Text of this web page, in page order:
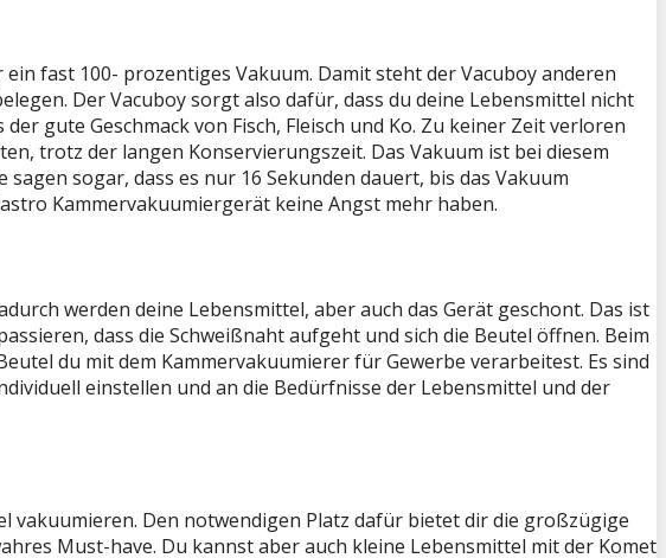
fast 100- prozentiges Vakuum. Damit steht der Vacuboy anderen
Der Vacuboy sorgt also dafür, dass du deine Lebensmittel nicht
gute Geschmack von Fisch, Fleisch und Ko. Zu keiner Zeit verloren
trotz der langen Konservierungszeit. Das Vakuum ist bei diesem
sogar, dass es nur 16 Sekunden dauert, bis das Vakuum
Kammervakuumiergerät keine Angst mehr haben.
werden deine Lebensmittel, aber auch das Gerät geschont. Das ist
dass die Schweißnaht aufgeht und sich die Beutel öffnen. Beim
du mit dem Kammervakuumierer für Gewerbe verarbeitest. Es sind
einstellen und an die Bedürfnisse der Lebensmittel und der
vakuumieren. Den notwendigen Platz dafür bietet dir die großzügige
Must-have. Du kannst aber auch kleine Lebensmittel mit der Komet